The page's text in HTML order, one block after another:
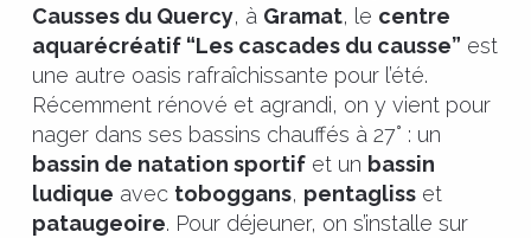
Causses du Quercy, à Gramat, le centre
aquarécréatif “Les cascades du causse” est
une autre oasis rafraîchissante pour l’été.
Récemment rénové et agrandi, on y vient pour
nager dans ses bassins chauffés à 27° : un
bassin de natation sportif et un bassin
ludique avec toboggans, pentagliss et
pataugeoire. Pour déjeuner, on s’installe sur